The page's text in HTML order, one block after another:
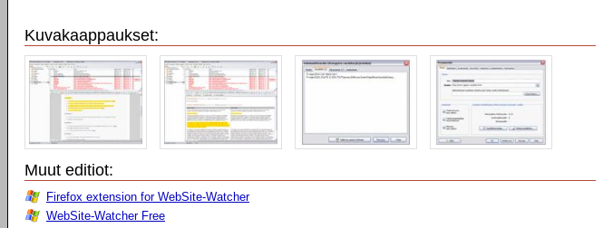
Kuvakaappaukset:
Muut editiot:
Firefox extension for WebSite-Watcher
WebSite-Watcher Free